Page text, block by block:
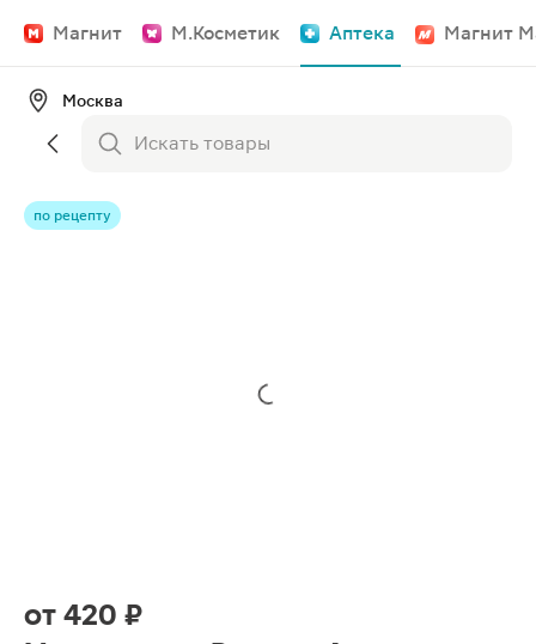
Магнит М.Косметик Аптека Магнит
Москва
по рецепту
от 420 ₽